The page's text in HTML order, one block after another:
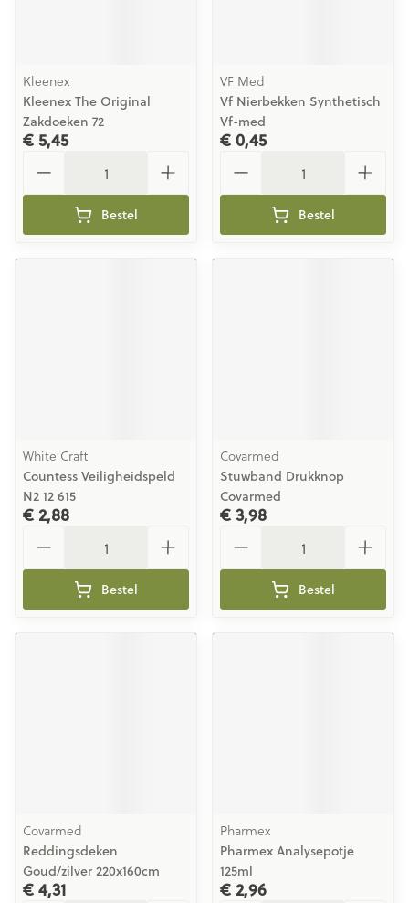
Kleenex
Kleenex The Original
Zakdoeken 72
€ 5,45
Bestel
VF Med
Vf Nierbekken Synthetisch
Vf-med
€ 0,45
Bestel
White Craft
Countess Veiligheidspeld
N2 12 615
€ 2,88
Bestel
Covarmed
Stuwband Drukknop
Covarmed
€ 3,98
Bestel
Covarmed
Reddingsdeken
Goud/zilver 220x160cm
€ 4,31
Pharmex
Pharmex Analysepotje
125ml
€ 2,96